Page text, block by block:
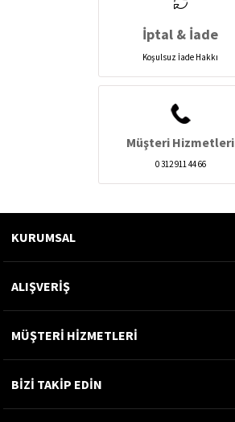
İptal & İade
Koşulsuz İade Hakkı
Müşteri Hizmetleri
0 312 911 44 66
KURUMSAL
ALIŞVERİŞ
MÜŞTERİ HİZMETLERİ
BİZİ TAKİP EDİN